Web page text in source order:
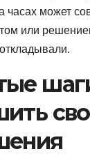
часах может
или